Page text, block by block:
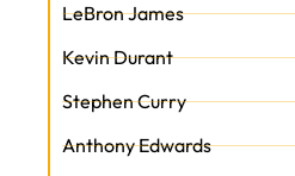
LeBron James
Kevin Durant
Stephen Curry
Anthony Edwards